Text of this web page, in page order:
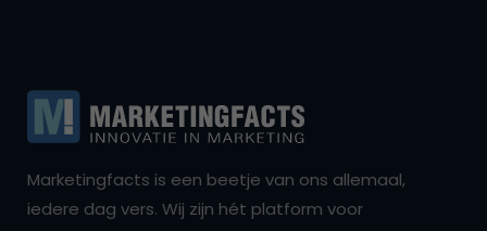
Marketingfacts is een beetje van ons allemaal,
iedere dag vers. Wij zijn hét platform voor